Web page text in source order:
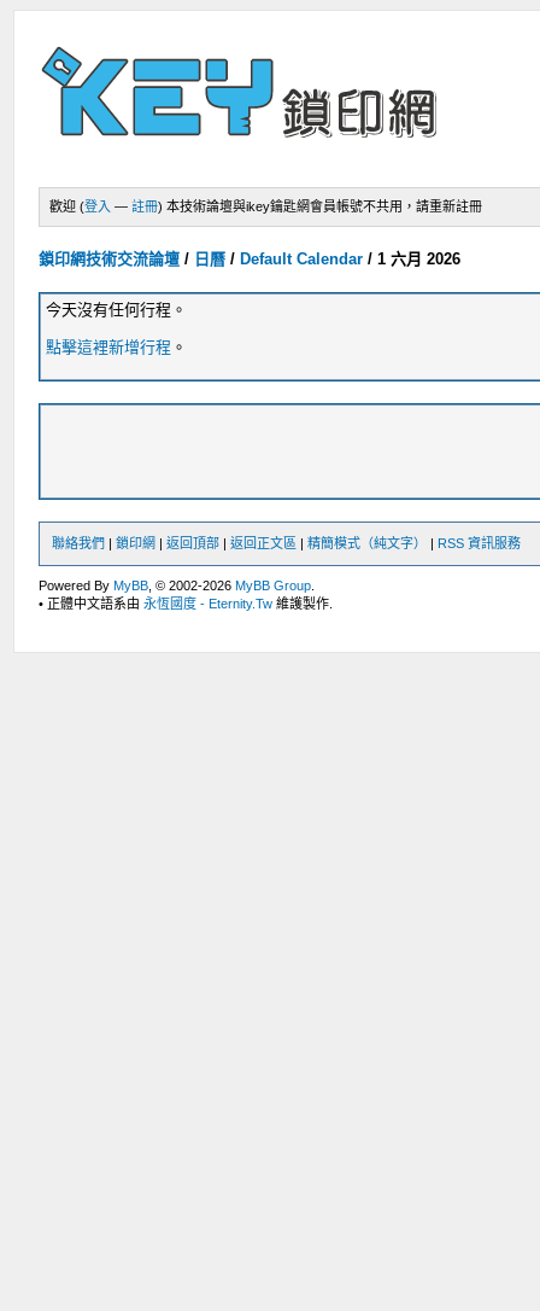
歡迎 (登入 —註冊) 本技術論壇與ikey鑰匙網會員帳號不共用，請重新註冊
鎖印網技術交流論壇 / 日曆 / Default Calendar /1 六月 2026
今天沒有任何行程。
點擊這裡新增行程 。
聯絡我們 |鎖印網 |返回頂部 |返回正文區 |精簡模式（純文字） | RSS 資訊服務
Powered ByMyBB , © 2002-2026MyBB Group
• 正體中文語系由永恆國度 - Eternity.Tw 維護製作.